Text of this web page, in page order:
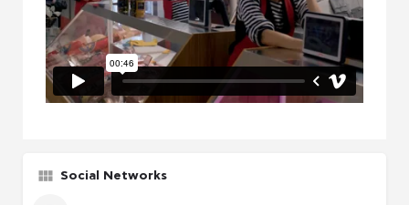
Social Networks